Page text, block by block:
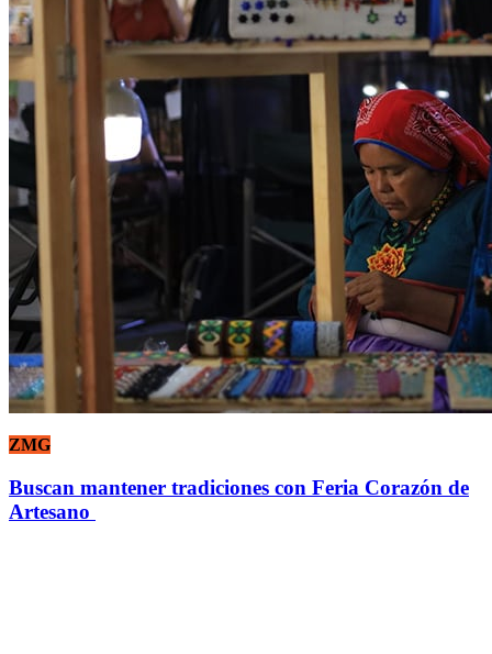
ZMG
Buscan mantener tradiciones con Feria Corazón de
Artesano